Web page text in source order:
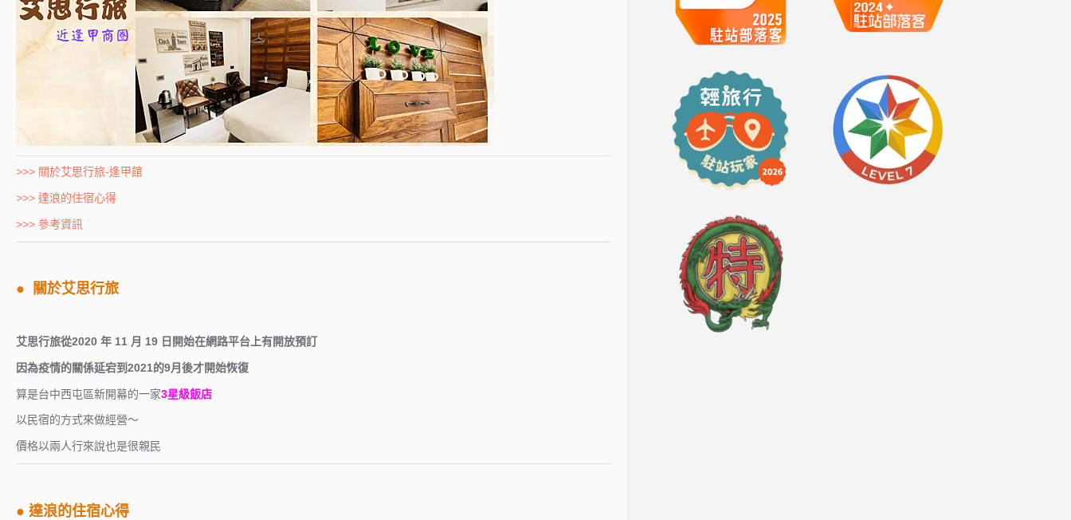
>>> 關於艾思行旅-逢甲館
>>> 達浪的住宿心得
>>> 參考資訊
● 關於艾思行旅
艾思行旅從2020 年 11 月 19 日開始在網路平台上有開放預訂
因為疫情的關係延宕到2021的9月後才開始恢復
算是台中西屯區新開幕的一家3星級飯店
以民宿的方式來做經營～
價格以兩人行來說也是很親民
● 達浪的住宿心得